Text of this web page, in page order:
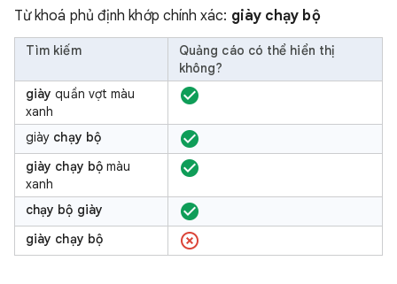
Từ khoá phủ định khớp chính xác: giày chạy bộ
Tìm kiếm
Quảng cáo có thể hiển thị
không?
giày quần vợt màu
xanh
giày chạy bộ
giày chạy bộmàu
xanh
chạy bộ giày
giày chạy bộ